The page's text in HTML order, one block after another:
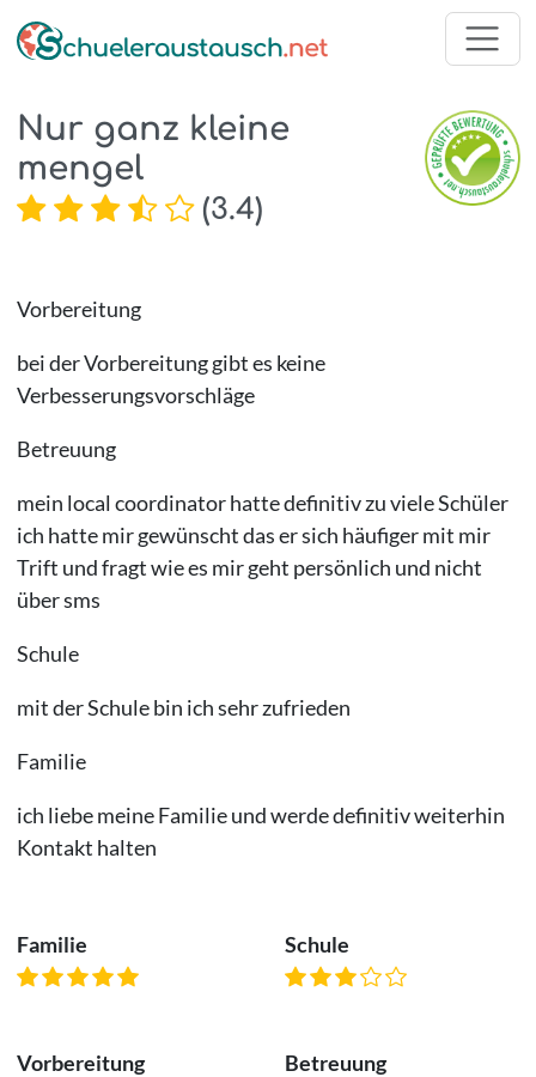
Nur ganz kleine
mengel
(3.4)
Vorbereitung
bei der Vorbereitung gibt es keine
Verbesserungsvorschläge
Betreuung
mein local coordinator hatte definitiv zu viele Schüler
ich hatte mir gewünscht das er sich häufiger mit mir
Trift und fragt wie es mir geht persönlich und nicht
über sms
Schule
mit der Schule bin ich sehr zufrieden
Familie
ich liebe meine Familie und werde definitiv weiterhin
Kontakt halten
Familie Schule
Vorbereitung Betreuung